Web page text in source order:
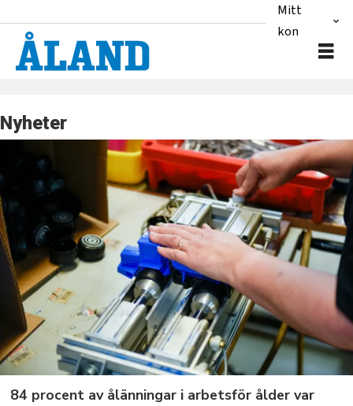
Mitt
konto
Nyheter
84 procent av ålänningar i arbetsför ålder var